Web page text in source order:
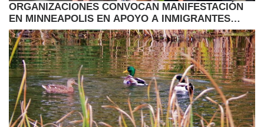
ORGANIZACIONES CONVOCAN MANIFESTACIÓN
EN MINNEAPOLIS EN APOYO A INMIGRANTES
HAITIANOS CON TPS